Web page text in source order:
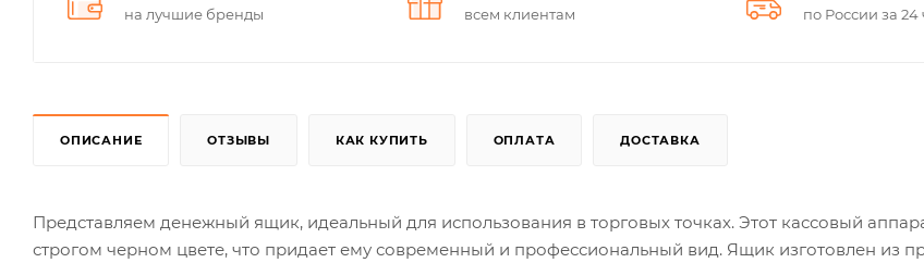
на лучшие бренды
всем клиентам
по России за 24
ОПИСАНИЕ ОТЗЫВЫ КАК КУПИТЬ ОПЛАТА ДОСТАВКА
Представляем денежный ящик, идеальный для использования в торговых точках. Этот кассовый
строгом черном цвете, что придает ему современный и профессиональный вид. Ящик изготовлен из